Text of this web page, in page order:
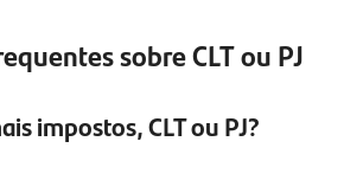
sobre CLT ou PJ
impostos, CLT ou PJ?